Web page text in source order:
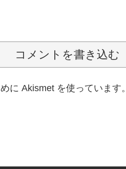
コメントを書き込む
に Akismet を使っています。